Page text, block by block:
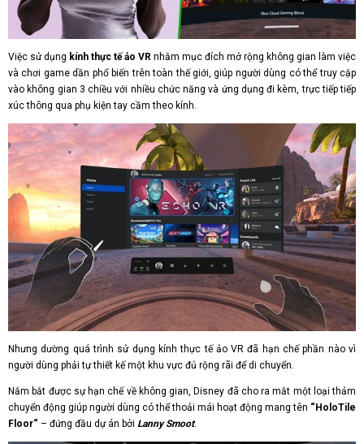
Việc sử dụng kính thực tế ảo VR nhằm mục đích mở rộng không gian làm việc
và chơi game dần phổ biến trên toàn thế giới, giúp người dùng có thể truy cập
vào không gian 3 chiều với nhiều chức năng và ứng dụng đi kèm, trực tiếp tiếp
xúc thông qua phụ kiện tay cầm theo kính.
Nhưng dường quá trình sử dụng kính thực tế ảo VR đã hạn chế phần nào vì
người dùng phải tự thiết kế một khu vực đủ rộng rãi để di chuyển.
Nắm bắt được sự hạn chế về không gian, Disney đã cho ra mắt một loại thảm
chuyển động giúp người dùng có thể thoải mái hoạt động mang tên “HoloTile
Floor“ – đứng đầu dự án bởi Lanny Smoot.